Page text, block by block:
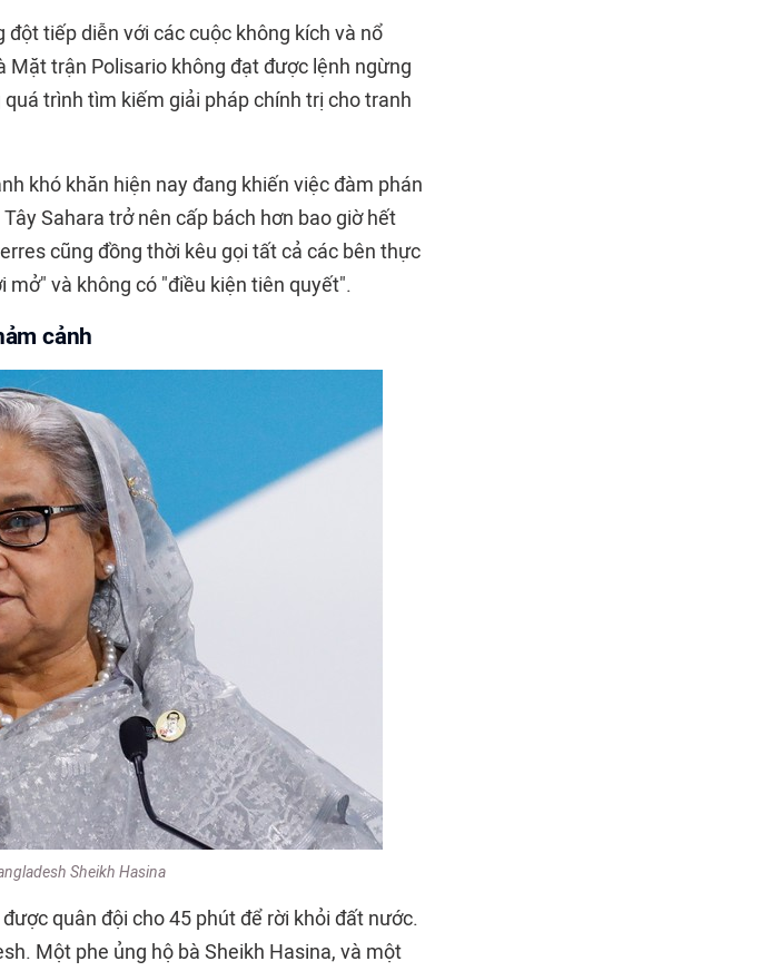
đột tiếp diễn với các cuộc không kích và nổ
Mặt trận Polisario không đạt được lệnh ngừng
trình tìm kiếm giải pháp chính trị cho tranh
khó khăn hiện nay đang khiến việc đàm phán
Sahara trở nên cấp bách hơn bao giờ hết
cũng đồng thời kêu gọi tất cả các bên thực
và không có "điều kiện tiên quyết".
cảnh
Sheikh Hasina
được quân đội cho 45 phút để rời khỏi đất nước.
Một phe ủng hộ bà Sheikh Hasina, và một